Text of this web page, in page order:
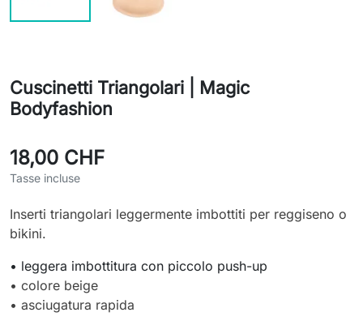
Cuscinetti Triangolari | Magic
Bodyfashion
18,00 CHF
Tasse incluse
Inserti triangolari leggermente imbottiti per reggiseno o
bikini.
• leggera imbottitura con piccolo push-up
• colore beige
• asciugatura rapida